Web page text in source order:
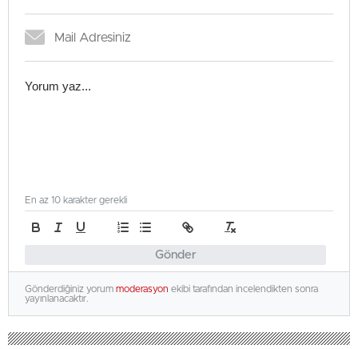
Gönder
En az 10 karakter gerekli
Gönderdiğiniz yorum moderasyon ekibi tarafından incelendikten sonra
yayınlanacaktır.